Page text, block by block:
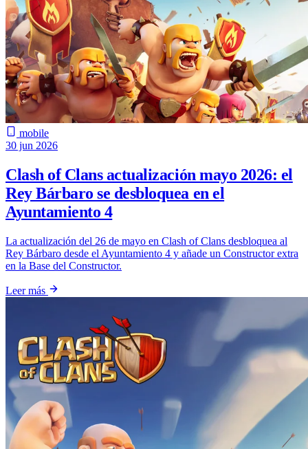
mobile
30 jun 2026
Clash of Clans actualización mayo 2026: el
Rey Bárbaro se desbloquea en el
Ayuntamiento 4
La actualización del 26 de mayo en Clash of Clans desbloquea al
Rey Bárbaro desde el Ayuntamiento 4 y añade un Constructor extra
en la Base del Constructor.
Leer más